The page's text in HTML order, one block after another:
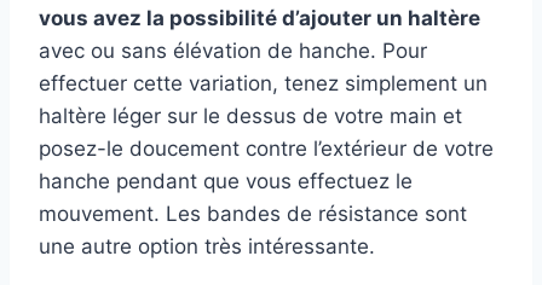
vous avez la possibilité d’ajouter un haltère
avec ou sans élévation de hanche. Pour
effectuer cette variation, tenez simplement un
haltère léger sur le dessus de votre main et
posez-le doucement contre l’extérieur de votre
hanche pendant que vous effectuez le
mouvement. Les bandes de résistance sont
une autre option très intéressante.